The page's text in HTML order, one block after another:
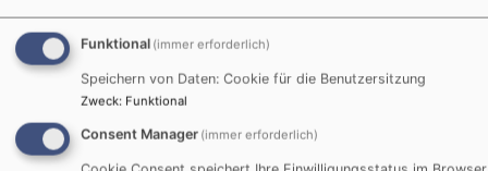
Fr, 30.10. - Di, 3.11.
Grundkurs - Jugendleiter_innenausbildung (ab 15
Funktional (immer erforderlich)
Speichern von Daten: Cookie für die Benutzersitzung
Zweck: Funktional
Consent Manager (immer erforderlich)